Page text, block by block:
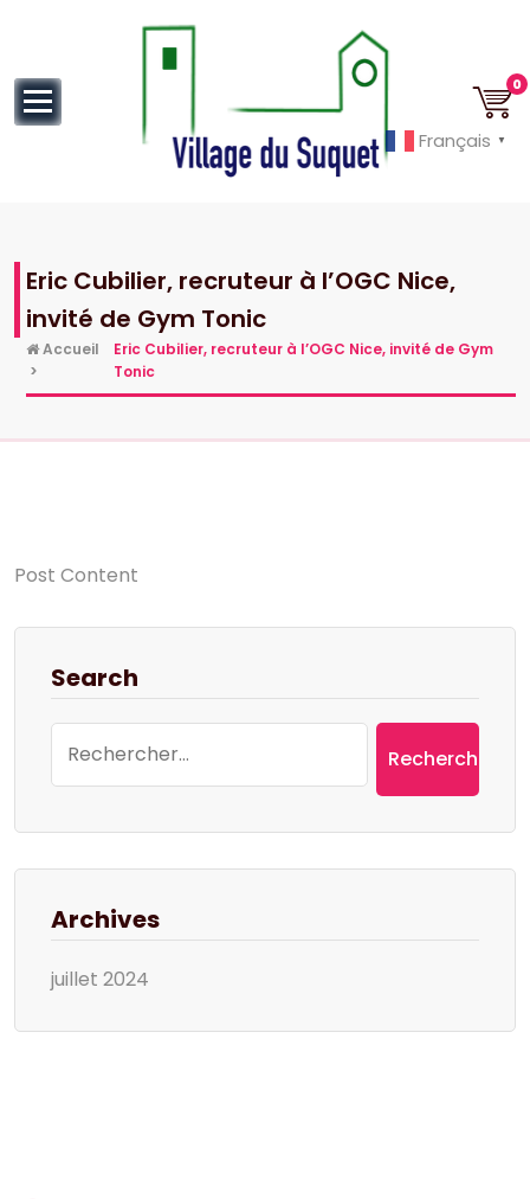
0
Eric Cubilier, recruteur à l’OGC Nice,
invité de Gym Tonic
Accueil
>
Eric Cubilier, recruteur à l’OGC Nice, invité de Gym
Tonic
Post Content
Search
Archives
juillet 2024
Français ▼